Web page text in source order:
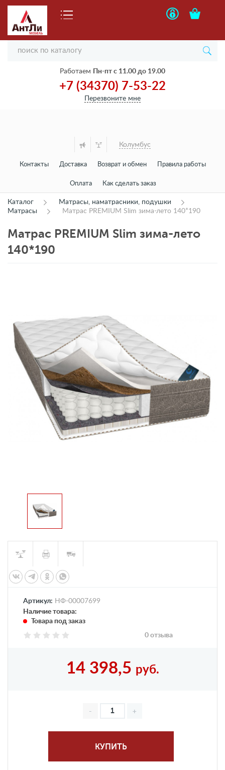
Работаем Пн-пт с 11.00 до 19.00
+7 (34370) 7-53-22
Перезвоните мне
Колумбус
Контакты Доставка Возврат и обмен Правила работы
Оплата Как сделать заказ
Каталог
Матрасы, наматрасники, подушки
Матрасы
Матрас PREMIUM Slim зима-лето 140*190
Матрас PREMIUM Slim зима-лето
140*190
Артикул: НФ-00007699
Наличие товара:
Товара под заказ
0 отзыва
14 398,5 руб.
КУПИТЬ